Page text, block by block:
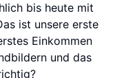
bis heute mit
ist unsere erste
Einkommen
und das